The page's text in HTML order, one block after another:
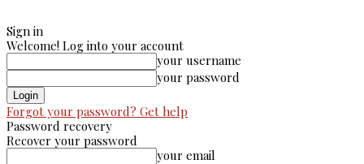
Sign in
Welcome! Log into your account
your username
your password
Forgot your password? Get help
Password recovery
Recover your password
your email